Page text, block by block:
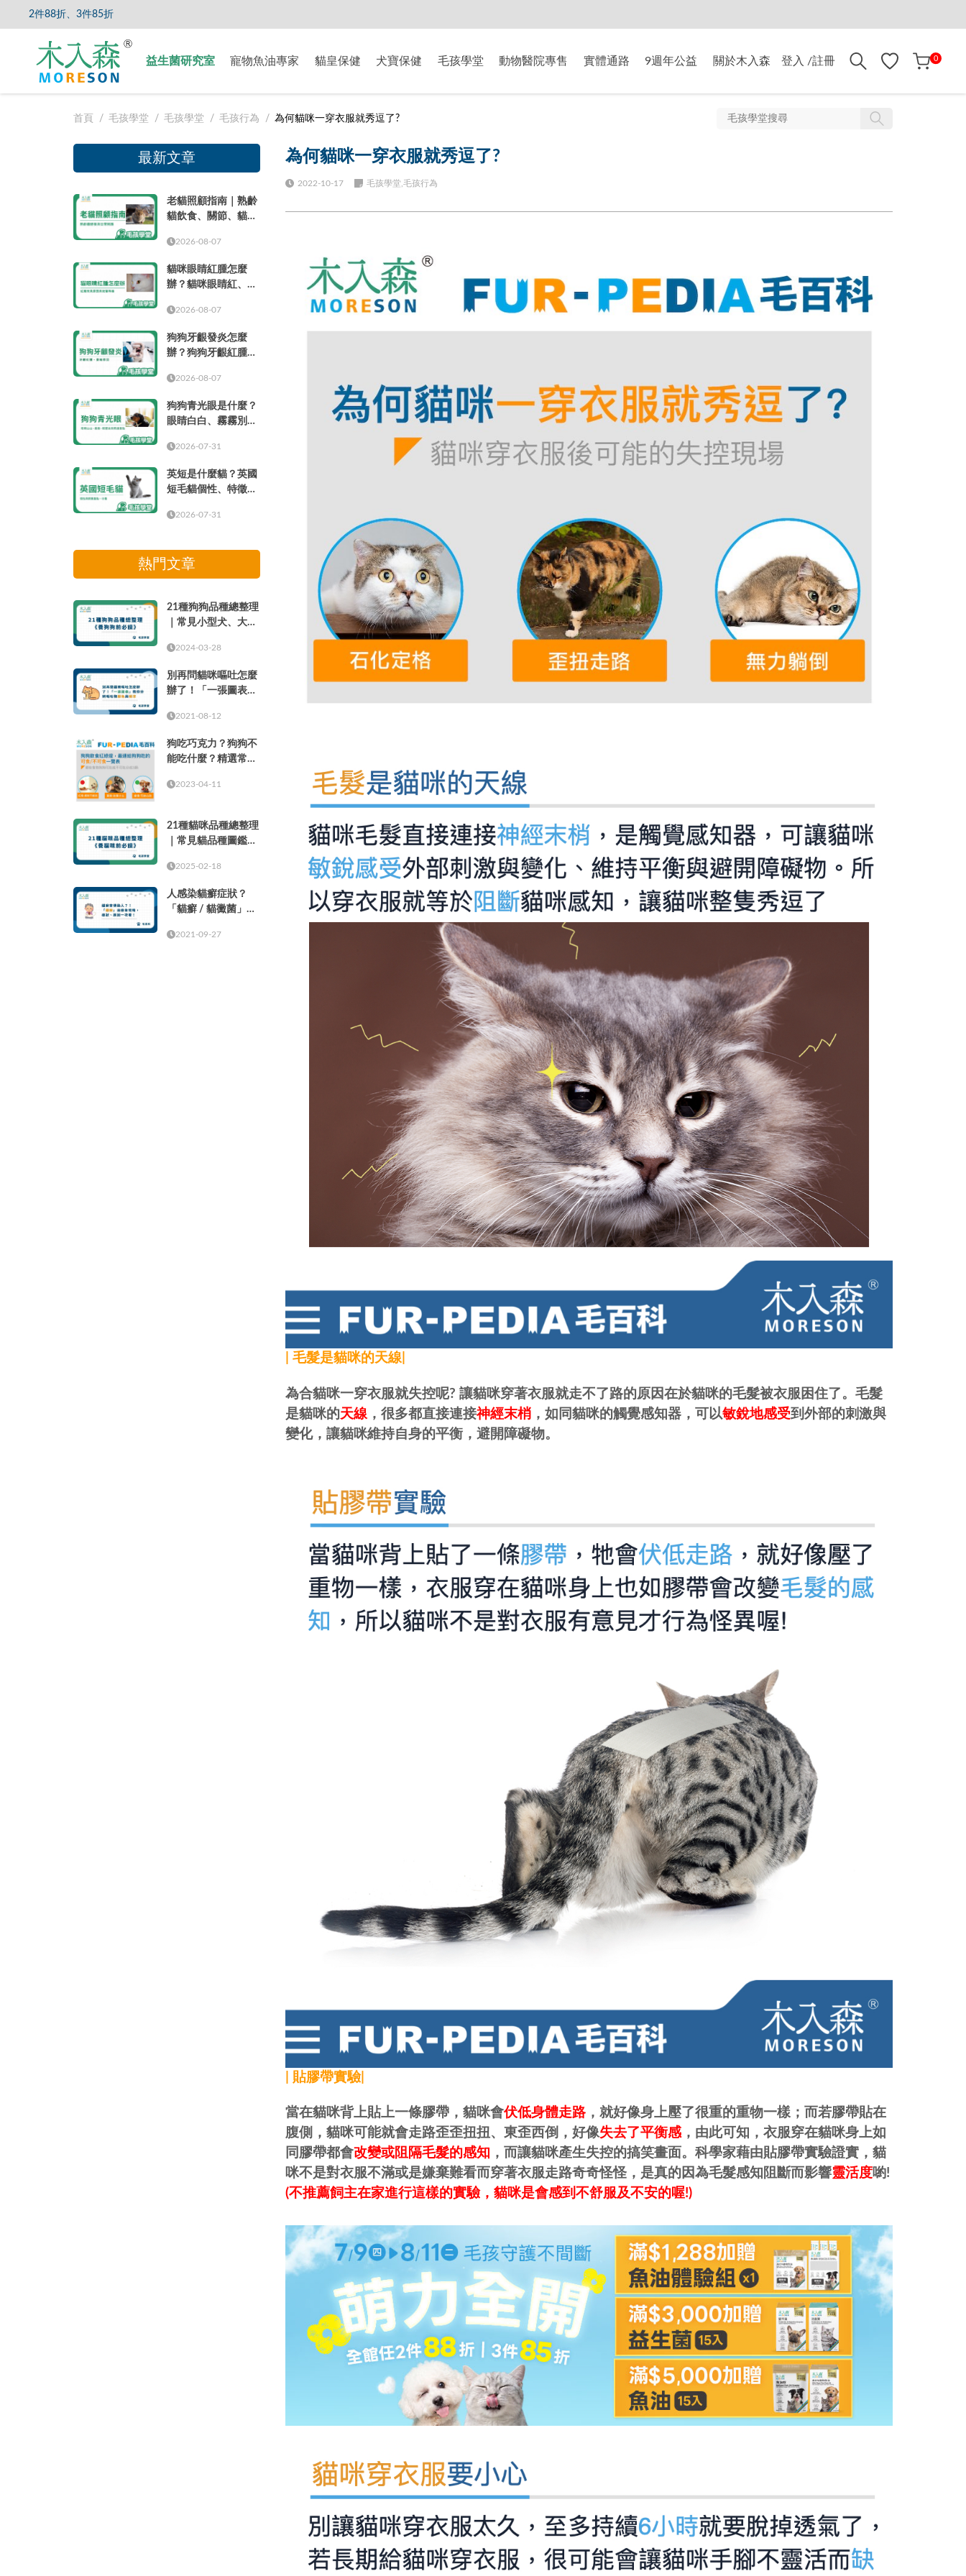
益生菌研究室 寵物魚油專家 貓皇保健 犬寶保健 毛孩學堂 動物醫院專售 實體通路 9週年公益 關於木入森 登入 /註冊 0
首頁 毛孩學堂 毛孩學堂 毛孩行為 為何貓咪一穿衣服就秀逗了?
為何貓咪一穿衣服就秀逗了?
2022-10-17 毛孩學堂,毛孩行為
| 毛髮是貓咪的天線|
為合貓咪一穿衣服就失控呢? 讓貓咪穿著衣服就走不了路的原因在於貓咪的毛髮被衣服困住了。毛髮
是貓咪的天線，很多都直接連接神經末梢 ，如同貓咪的觸覺感知器，可以敏銳地感受到外部的刺激與
變化，讓貓咪維持自身的平衡，避開障礙物。
| 貼膠帶實驗|
當在貓咪背上貼上一條膠帶，貓咪會伏低身體走路 ，就好像身上壓了很重的重物一樣；而若膠帶貼在
腹側，貓咪可能就會走路歪歪扭扭、東歪西倒，好像失去了平衡感，由此可知，衣服穿在貓咪身上如
同膠帶都會改變或阻隔毛髮的感知 ，而讓貓咪產生失控的搞笑畫面。科學家藉由貼膠帶實驗證實，貓
咪不是對衣服不滿或是嫌棄難看而穿著衣服走路奇奇怪怪，是真的因為毛髮感知阻斷而影響靈活度喲!
(不推薦飼主在家進行這樣的實驗，貓咪是會感到不舒服及不安的喔!)
最新文章
老貓照顧指南｜熟齡
貓飲食、關節、貓砂
2026-08-07
貓咪眼睛紅腫怎麼
辦？貓咪眼睛紅、眼
2026-08-07
狗狗牙齦發炎怎麼
辦？狗狗牙齦紅腫、
2026-08-07
狗狗青光眼是什麼？
眼睛白白、霧霧別只
2026-07-31
英短是什麼貓？英國
短毛貓個性、特徵、
點2026-07-31
熱門文章
21種狗狗品種總整理
｜常見小型犬、大型
2024-03-28
別再問貓咪嘔吐怎麼
辦了！「一張圖表」
與頻率
2021-08-12
狗吃巧克力？狗狗不
能吃什麼？精選常見
2023-04-11
21種貓咪品種總整理
｜常見貓品種圖鑑，
2025-02-18
人感染貓癬症狀？
「貓癬 / 貓黴菌」治
因一次看！
2021-09-27